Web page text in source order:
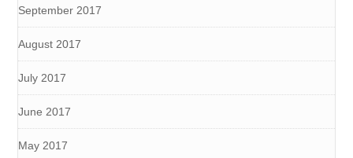
September 2017
August 2017
July 2017
June 2017
May 2017